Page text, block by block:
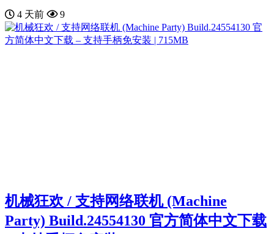
4 天前 9
机械狂欢 / 支持网络联机 (Machine
Party) Build.24554130 官方简体中文下载